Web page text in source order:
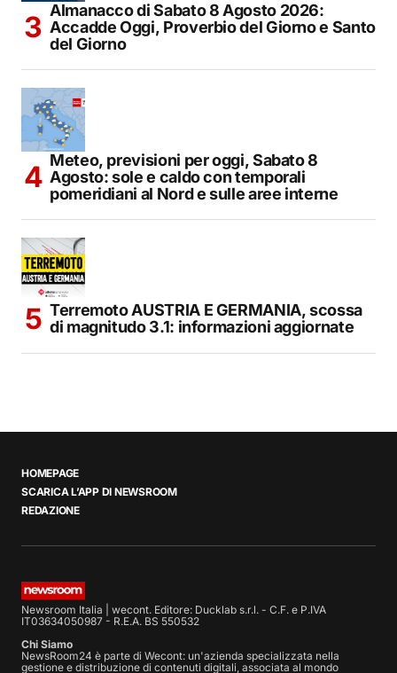
Almanacco di Sabato 8 Agosto 2026:
Accadde Oggi, Proverbio del Giorno e Santo
del Giorno
Meteo, previsioni per oggi, Sabato 8
Agosto: sole e caldo con temporali
pomeridiani al Nord e sulle aree interne
Terremoto AUSTRIA E GERMANIA, scossa
di magnitudo 3.1: informazioni aggiornate
HOMEPAGE
SCARICA L’APP DI NEWSROOM
REDAZIONE
Newsroom Italia | wecont. Editore: Ducklab s.r.l. - C.F. e P.IVA
IT03634050987 - R.E.A. BS 550532
Chi Siamo
NewsRoom24 è parte di Wecont: un'azienda specializzata nella
gestione e distribuzione di contenuti digitali, associata al mondo